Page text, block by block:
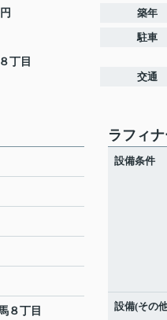
８丁目
築年
駐車
交通
８丁目
ラフィ
設備条件
設備(その